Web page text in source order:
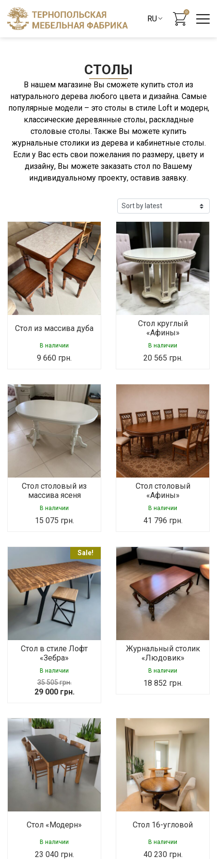
0
СТОЛЫ
В нашем магазине Вы сможете купить стол из
натурального дерева любого цвета и дизайна. Самые
популярные модели – это столы в стиле Loft и модерн,
классические деревянные столы, раскладные
столовые столы. Также Вы можете купить
журнальные столики из дерева и кабинетные столы.
Если у Вас есть свои пожелания по размеру, цвету и
дизайну, Вы можете заказать стол по Вашему
индивидуальному проекту, оставив заявку.
Стол из массива дуба
9 660 грн.
В наличии
Стол круглый
«Афины»
20 565 грн.
В наличии
Стол столовый из
массива ясеня
15 075 грн.
В наличии
Стол столовый
«Афины»
41 796 грн.
В наличии
Sale!
Стол в стиле Лофт
«Зебра»
35 505грн.
Original
35
505 грн..
29 000 грн.Current
29
000 грн..
В наличии
Журнальный столик
«Людовик»
18 852 грн.
В наличии
Стол «Модерн»
23 040 грн.
В наличии
Стол 16-угловой
40 230 грн.
В наличии